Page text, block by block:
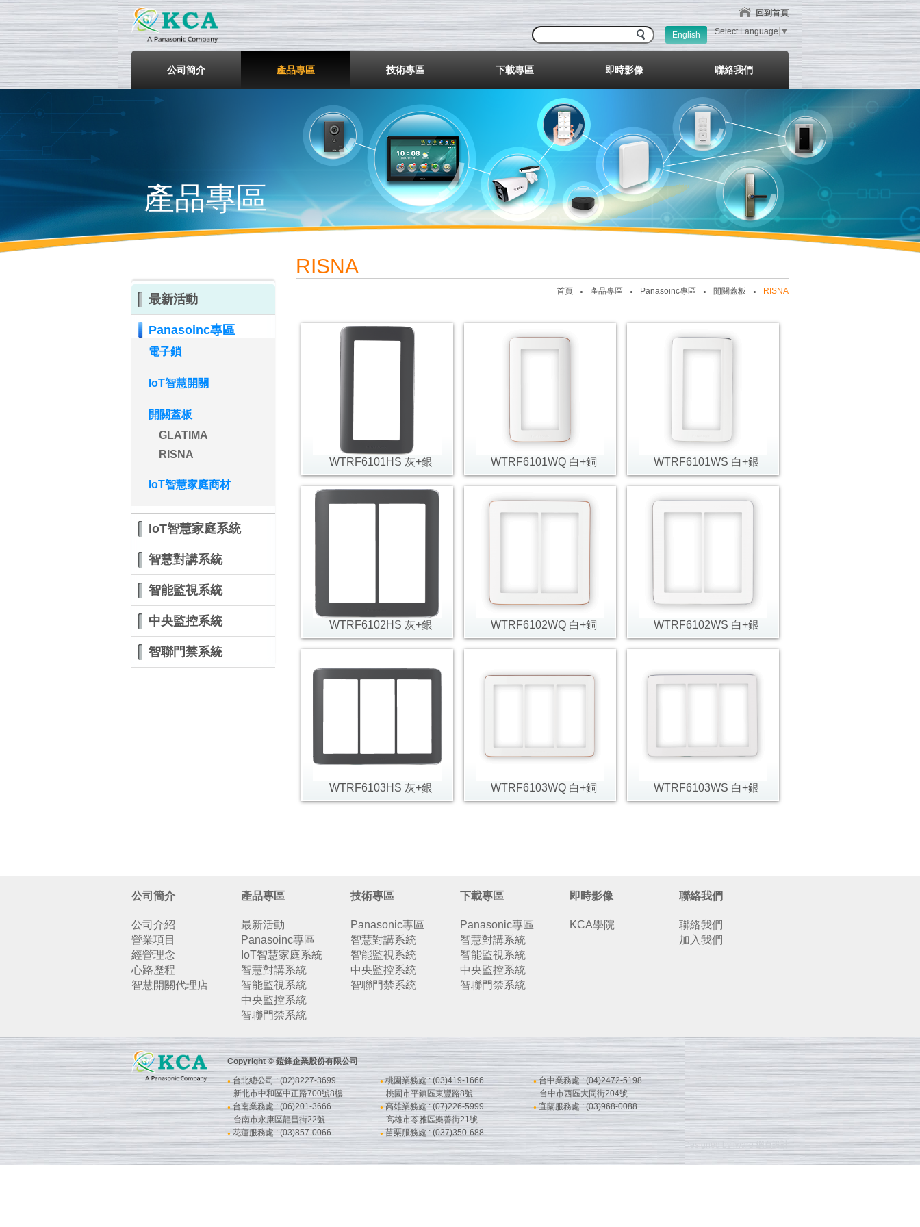
鎧鋒企業股份有限公司 回到首頁
English Select Language ▼
公司簡介 產品專區 技術專區 下載專區 即時影像 聯絡我們
產品專區
最新活動
Panasoinc專區
電子鎖
IoT智慧開關
開關蓋板
GLATIMA
RISNA
IoT智慧家庭商材
IoT智慧家庭系統
智慧對講系統
智能監視系統
中央監控系統
智聯門禁系統
RISNA
首頁 ● 產品專區 ● Panasoinc專區 ● 開關蓋板 ● RISNA
WTRF6101HS 灰+銀 WTRF6101WQ 白+銅 WTRF6101WS 白+銀
WTRF6102HS 灰+銀 WTRF6102WQ 白+銅 WTRF6102WS 白+銀
WTRF6103HS 灰+銀 WTRF6103WQ 白+銅 WTRF6103WS 白+銀
公司簡介
公司介紹
營業項目
經營理念
心路歷程
智慧開關代理店
產品專區
最新活動
Panasoinc專區
IoT智慧家庭系統
智慧對講系統
智能監視系統
中央監控系統
智聯門禁系統
技術專區
Panasonic專區
智慧對講系統
智能監視系統
中央監控系統
智聯門禁系統
下載專區
Panasonic專區
智慧對講系統
智能監視系統
中央監控系統
智聯門禁系統
即時影像
KCA學院
聯絡我們
聯絡我們
加入我們
Copyright © 鎧鋒企業股份有限公司
●台北總公司 : (02)8227-3699
新北市中和區中正路700號8樓
●桃園業務處 : (03)419-1666
桃園市平鎮區東豐路8號
● 台中業務處 : (04)2472-5198
台中市西區大同街204號
●台南業務處 : (06)201-3666
台南市永康區龍昌街22號
●高雄業務處 : (07)226-5999
高雄市苓雅區樂善街21號
●宜蘭服務處 : (03)968-0088
●花蓮服務處 : (03)857-0066 ●苗栗服務處 : (037)350-688
Designed by iware